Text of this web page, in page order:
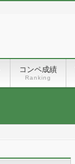
コンペ成績
Ranking